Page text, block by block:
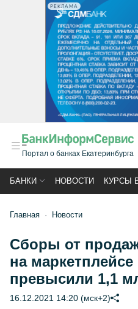
РЕКЛАМА
Портал о банках Екатеринбурга
БАНКИ НОВОСТИ КУРСЫ
Главная Новости
Сборы от
на
превысили 1,1
16.12.2021 14:20 (мск+2)